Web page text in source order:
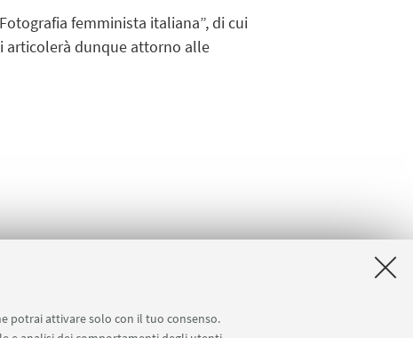
potrai attivare solo con il tuo consenso.
femminista italiana”, di cui
articolerà dunque attorno alle